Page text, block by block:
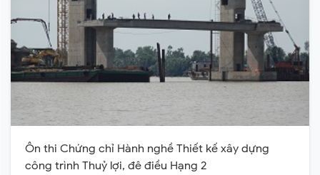
Ôn thi Chứng chỉ Hành nghề Thiết kế xây dựng
công trình Thuỷ lợi, đê điều Hạng 2